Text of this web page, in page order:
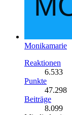
Monikamarie
Reaktionen
6.533
Punkte
47.298
Beiträge
8.099